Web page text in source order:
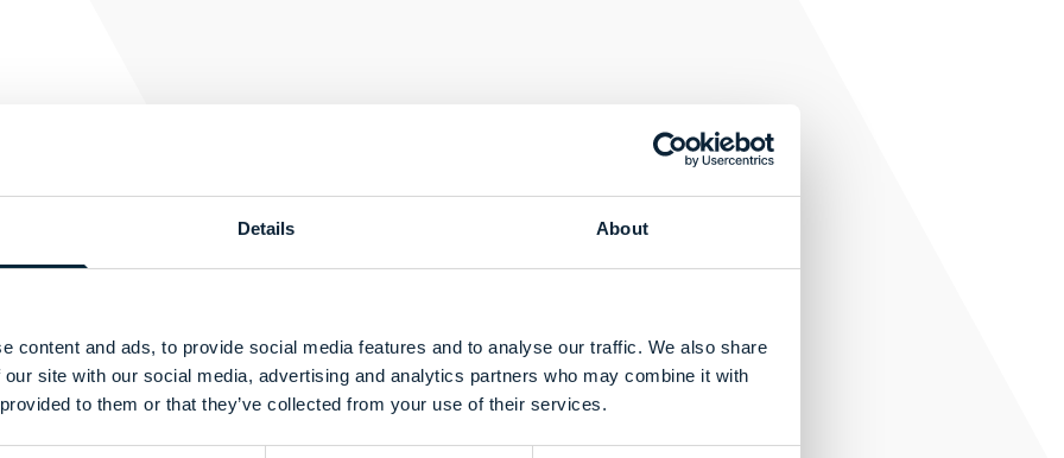
Details About
content and ads, to provide social media features and to analyse our traffic. We also share
site with our social media, advertising and analytics partners who may combine it with
to them or that they’ve collected from your use of their services.